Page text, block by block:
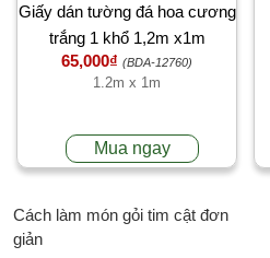
Giấy dán tường đá hoa cương
trắng 1 khổ 1,2m x1m
65,000₫ (BDA-12760)
1.2m x 1m
Mua ngay
Cách làm món gỏi tim cật đơn
giản